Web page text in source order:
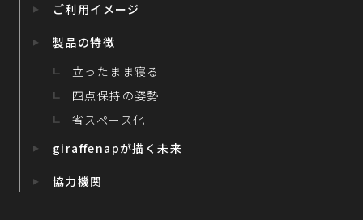
ご利用イメージ
製品の特徴
立ったまま寝る
四点保持の姿勢
省スペース化
giraffenapが描く未来
協力機関